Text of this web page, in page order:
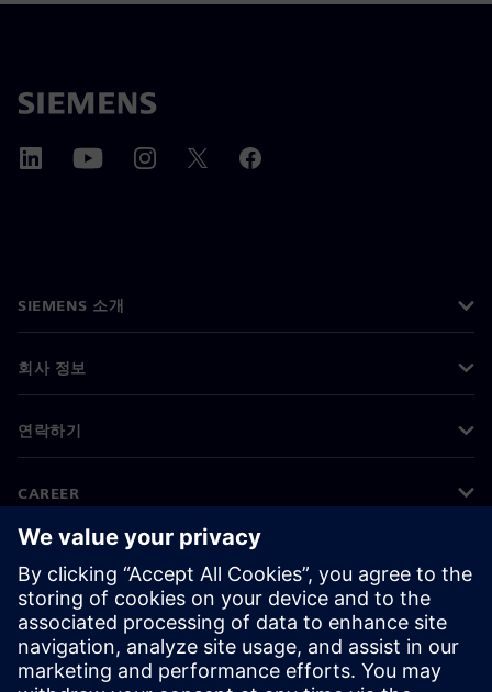
SIEMENS 소개
회사 정보
연락하기
CAREER
©Siemens 2026
기업 정보
개인정보 처리방침